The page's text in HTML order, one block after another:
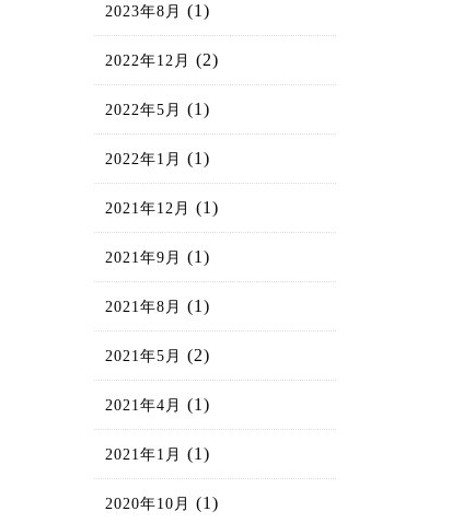
2023年8月 (1)
2022年12月 (2)
2022年5月 (1)
2022年1月 (1)
2021年12月 (1)
2021年9月 (1)
2021年8月 (1)
2021年5月 (2)
2021年4月 (1)
2021年1月 (1)
2020年10月 (1)